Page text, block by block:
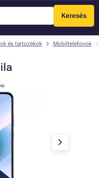
Keresés
Menü
és tartozékok Mobiltelefonok